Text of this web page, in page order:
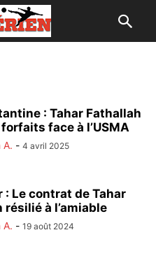
: Tahar Fathallah
face à l’USMA
A. - 4 avril 2025
: Le contrat de Tahar
résilié à l’amiable
A. - 19 août 2024